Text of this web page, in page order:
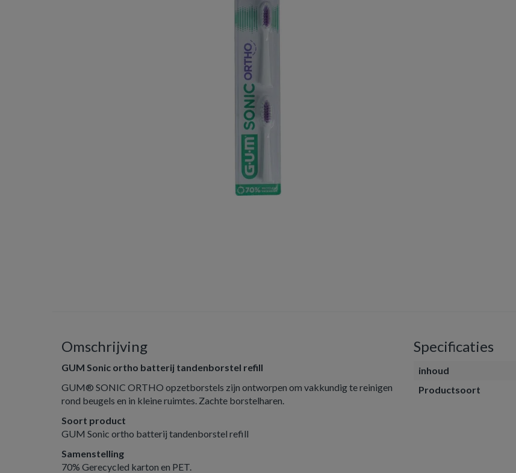
Omschrijving
GUM Sonic ortho batterij tandenborstel refill
GUM® SONIC ORTHO opzetborstels zijn ontworpen om vakkundig te reinigen
rond beugels en in kleine ruimtes. Zachte borstelharen.
Soort product
GUM Sonic ortho batterij tandenborstel refill
Samenstelling
70% Gerecycled karton en PET.
Specificaties
inhoud
Productsoort